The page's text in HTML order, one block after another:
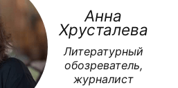
Анна
Хрусталева
Литературный
обозреватель,
журналист